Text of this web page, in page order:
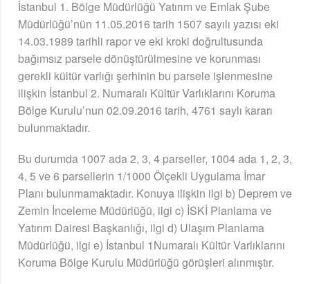
İstanbul 1. Bölge Müdürlüğü Yatırım ve Emlak Şube
Müdürlüğü’nün 11.05.2016 tarih 1507 sayılı yazısı eki
14.03.1989 tarihli rapor ve eki kroki doğrultusunda
bağımsız parsele dönüştürülmesine ve korunması
gerekli kültür varlığı şerhinin bu parsele işlenmesine
ilişkin İstanbul 2. Numaralı Kültür Varlıklarını Koruma
Bölge Kurulu’nun 02.09.2016 tarih, 4761 saylı kararı
bulunmaktadır.
Bu durumda 1007 ada 2, 3, 4 parseller, 1004 ada 1, 2, 3,
4, 5 ve 6 parsellerin 1/1000 Ölçekli Uygulama İmar
Planı bulunmamaktadır. Konuya ilişkin ilgi b) Deprem ve
Zemin İnceleme Müdürlüğü, ilgi c) İSKİ Planlama ve
Yatırım Dairesi Başkanlığı, ilgi d) Ulaşım Planlama
Müdürlüğü, ilgi e) İstanbul 1Numaralı Kültür Varlıklarını
Koruma Bölge Kurulu Müdürlüğü görüşleri alınmıştır.